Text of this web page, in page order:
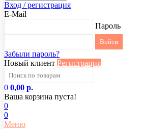
Вход / регистрация
E-Mail
Пароль
Забыли пароль?
Новый клиент Регистрация
0 0,00 р.
Ваша корзина пуста!
0
0
Меню